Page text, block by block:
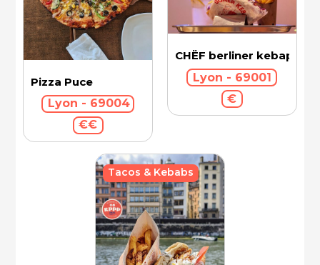
Pizza Puce
Lyon - 69004
€€
CHËF berliner kebap
Lyon - 69001
€
Tacos & Kebabs